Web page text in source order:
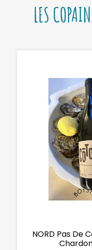
LES
NORD Pas De